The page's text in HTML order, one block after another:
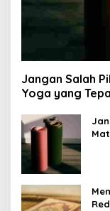
Jangan Salah
Yoga yang